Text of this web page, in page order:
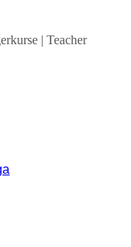
| Teacher